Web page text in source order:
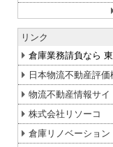
リンク
倉庫業務請負なら
日本物流不動産評価
物流不動産情報サイ
株式会社リソーコ
倉庫リノベーション